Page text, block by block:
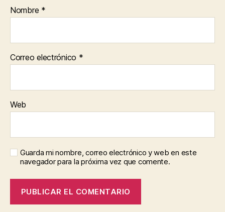
Nombre *
Correo electrónico *
Web
Guarda mi nombre, correo electrónico y web en este
navegador para la próxima vez que comente.